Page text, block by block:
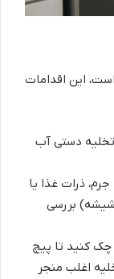
این اقدامات
تخلیه دستی آب
ذرات غذا یا
بررسی
کنید تا پیچ
اغلب منجر